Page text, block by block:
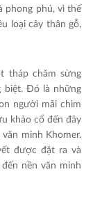
phong phú, vì thế
loại cây thân gỗ,
tháp chăm sừng
biệt. Đó là những
người mãi chìm
khảo cổ đến đây
minh Khomer.
được đặt ra và
nền văn minh